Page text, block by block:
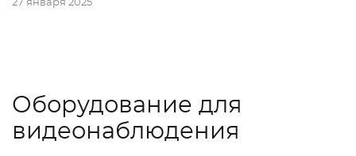
27 января 2025
Оборудование для
видеонаблюдения